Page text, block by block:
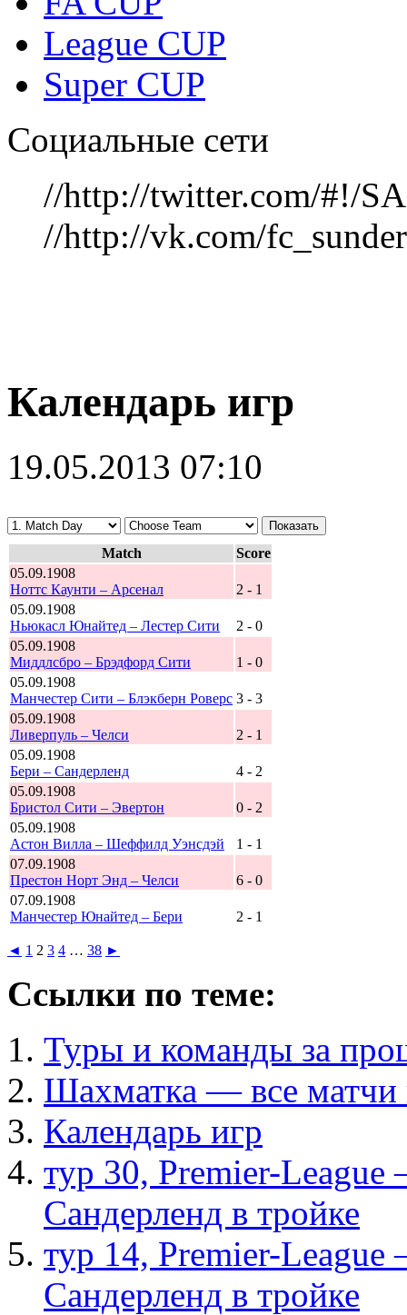
League CUP
Super CUP
Социальные сети
//http://twitter.com/#!/
//http://vk.com/
Календарь игр
19.05.2013 07:10
Match
Score
05.09.1908
Ноттс Каунти – Арсенал
2 - 1
05.09.1908
Ньюкасл Юнайтед – Лестер Сити
2 - 0
05.09.1908
Миддлсбро – Брэдфорд Сити
1 - 0
05.09.1908
Манчестер Сити – Блэкберн Роверс 3 - 3
05.09.1908
Ливерпуль – Челси
2 - 1
05.09.1908
Бери – Сандерленд
4 - 2
05.09.1908
Бристол Сити – Эвертон
0 - 2
05.09.1908
Астон Вилла – Шеффилд Уэнсдэй
1 - 1
07.09.1908
Престон Норт Энд – Челси
6 - 0
07.09.1908
Манчестер Юнайтед – Бери
2 - 1
◄ 1 2 3 4 … 38 ►
Ссылки по теме:
Туры и команды за
Шахматка — все матчи
Календарь игр
тур 30, Рremier-
Сандерленд в тройке
тур 14, Рremier-
Сандерленд в тройке